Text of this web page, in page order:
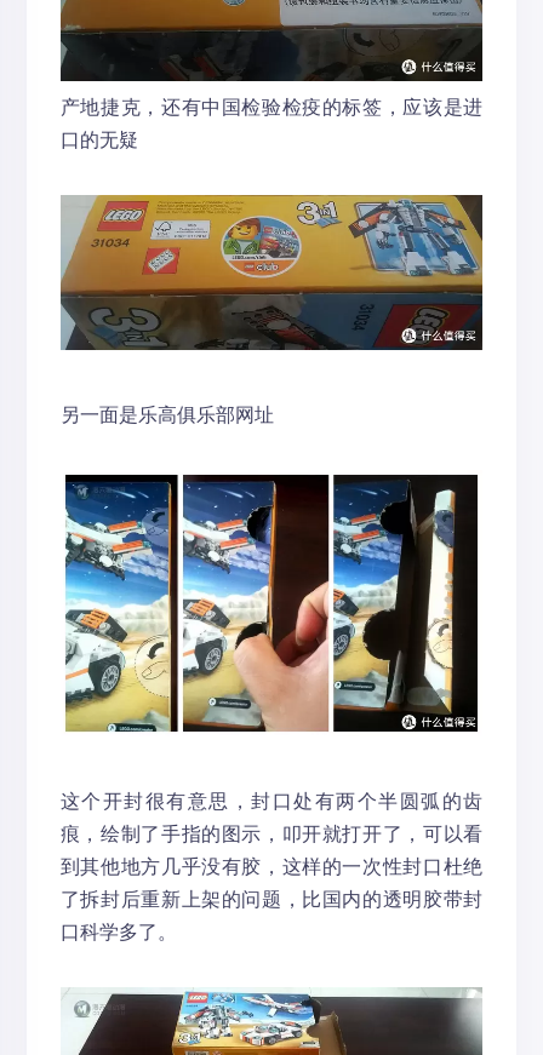
产地捷克，还有中国检验检疫的标签，应该是进
口的无疑
另一面是乐高俱乐部网址
这个开封很有意思，封口处有两个半圆弧的齿
痕，绘制了手指的图示，叩开就打开了，可以看
到其他地方几乎没有胶，这样的一次性封口杜绝
了拆封后重新上架的问题，比国内的透明胶带封
口科学多了。